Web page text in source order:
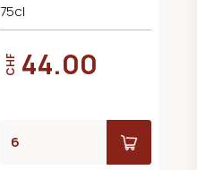
75cl
CHF 44.00